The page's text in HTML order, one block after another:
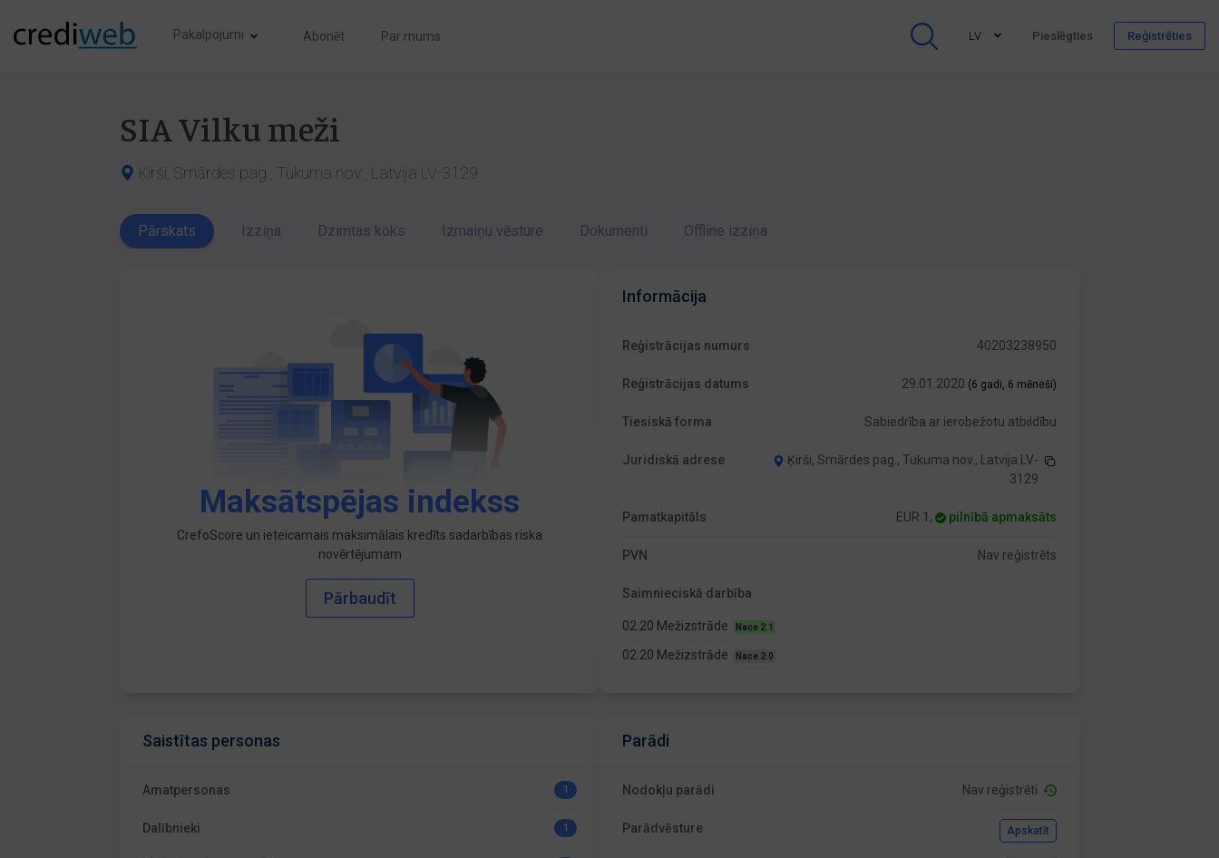
Pakalpojumi Abonēt Par mums LV Pieslēgties Reģistrēties
SIA Vilku meži
Ķirši, Smārdes pag., Tukuma nov., Latvija LV-3129
Pārskats Izziņa Dzimtas koks Izmaiņu vēsture Dokumenti Offline izziņa
Maksātspējas indekss
CrefoScore un ieteicamais maksimālais kredīts sadarbības riska
novērtējumam
Pārbaudīt
Informācija
Reģistrācijas numurs 40203238950
Reģistrācijas datums 29.01.2020 (6 gadi, 6 mēneši)
Tiesiskā forma Sabiedrība ar ierobežotu atbildību
Juridiskā adrese
Ķirši, Smārdes pag., Tukuma nov., Latvija LV-
3129
Pamatkapitāls EUR 1, pilnībā apmaksāts
PVN Nav reģistrēts
Saimnieciskā darbība
02.20 Mežizstrāde Nace 2.1
02.20 Mežizstrāde Nace 2.0
Saistītas personas
Amatpersonas 1
Dalībnieki 1
Parādi
Nodokļu parādi Nav reģistrēti
Parādvēsture Apskatīt